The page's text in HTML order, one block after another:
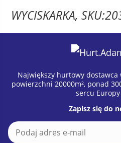
WYCISKARKA,
Największy hurtowy
powierzchni 20000m², ponad
sercu Europy
Zapisz się do
E
m